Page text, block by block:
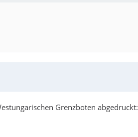
Grenzboten abgedruckt: